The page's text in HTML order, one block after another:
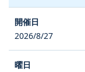
2026/8/27